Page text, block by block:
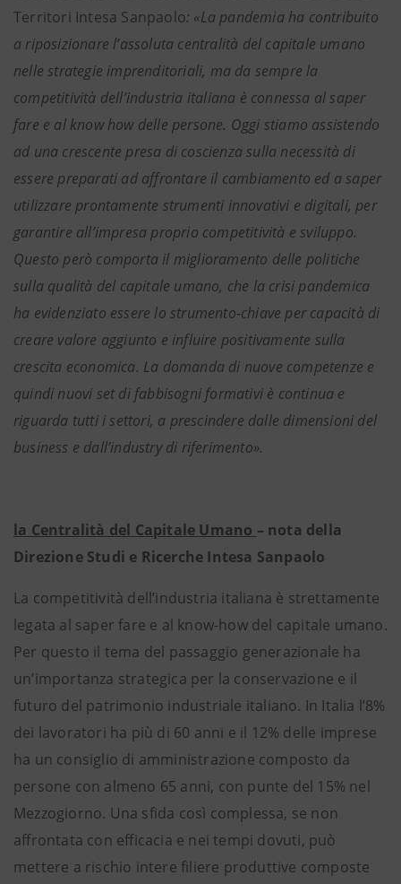
Territori Intesa Sanpaolo: «La pandemia ha contribuito
a riposizionare l’assoluta centralità del capitale umano
nelle strategie imprenditoriali, ma da sempre la
competitività dell’industria italiana è connessa al saper
fare e al know how delle persone. Oggi stiamo assistendo
ad una crescente presa di coscienza sulla necessità di
essere preparati ad affrontare il cambiamento ed a saper
utilizzare prontamente strumenti innovativi e digitali, per
garantire all’impresa proprio competitività e sviluppo.
Questo però comporta il miglioramento delle politiche
sulla qualità del capitale umano, che la crisi pandemica
ha evidenziato essere lo strumento-chiave per capacità di
creare valore aggiunto e influire positivamente sulla
crescita economica. La domanda di nuove competenze e
quindi nuovi set di fabbisogni formativi è continua e
riguarda tutti i settori, a prescindere dalle dimensioni del
business e dall’industry di riferimento».
la Centralità del Capitale Umano – nota della
Direzione Studi e Ricerche Intesa Sanpaolo
La competitività dell’industria italiana è strettamente
legata al saper fare e al know-how del capitale umano.
Per questo il tema del passaggio generazionale ha
un’importanza strategica per la conservazione e il
futuro del patrimonio industriale italiano. In Italia l’8%
dei lavoratori ha più di 60 anni e il 12% delle imprese
ha un consiglio di amministrazione composto da
persone con almeno 65 anni, con punte del 15% nel
Mezzogiorno. Una sfida così complessa, se non
affrontata con efficacia e nei tempi dovuti, può
mettere a rischio intere filiere produttive composte